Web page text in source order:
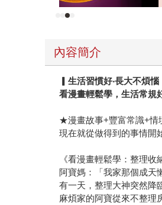
內容簡介
▎生活習慣好‧長大不煩惱
看漫畫輕鬆學，生活常規
★漫畫故事+豐富常識+
現在就從做得到的事情開
《看漫畫輕鬆學：整理收
阿寶媽：「我家那個成
有一天，整理大神突然降
麻煩家的阿寶從來不整理